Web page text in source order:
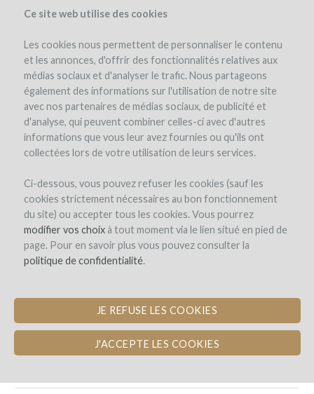
Ce site web utilise des cookies
Les cookies nous permettent de personnaliser le contenu
et les annonces, d'offrir des fonctionnalités relatives aux
médias sociaux et d'analyser le trafic. Nous partageons
également des informations sur l'utilisation de notre site
avec nos partenaires de médias sociaux, de publicité et
d'analyse, qui peuvent combiner celles-ci avec d'autres
informations que vous leur avez fournies ou qu'ils ont
collectées lors de votre utilisation de leurs services.
Ci-dessous, vous pouvez refuser les cookies (sauf les
cookies strictement nécessaires au bon fonctionnement
du site) ou accepter tous les cookies. Vous pourrez
modifier vos choixà tout moment via le lien situé en pied de
page. Pour en savoir plus vous pouvez consulter la
politique de confidentialité.
JE REFUSE LES COOKIES
J'ACCEPTE LES COOKIES
the project estate team expert opinion interest in wine
cost & risk investment details documents
Château Montplaisir
DEVELOPMENT OF WINE TOURISM
RISQUES